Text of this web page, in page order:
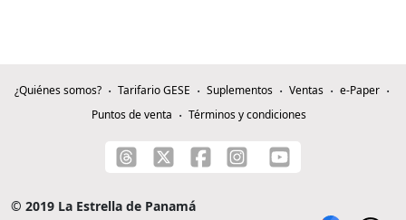
¿Quiénes somos? Tarifario GESE Suplementos Ventas
e-Paper
Puntos de venta
Términos y condiciones
© 2019 La Estrella de Panamá